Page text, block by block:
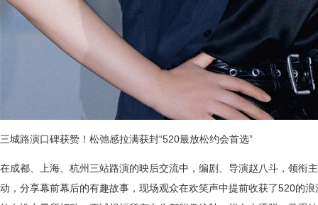
三城路演口碑获赞！松弛感拉满获封“520最放松约会首选”
在成都、上海、杭州三站路演的映后交流中，编剧、导演赵八斗，领衔
动，分享幕前幕后的有趣故事，现场观众在欢笑声中提前收获了520的